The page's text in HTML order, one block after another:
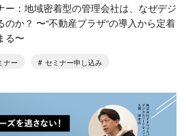
ー：地域密着型の管理会社は、なぜデジ
のか？ 〜“不動産プラザ“の導入から定着
る〜
ナー セミナー申し込み